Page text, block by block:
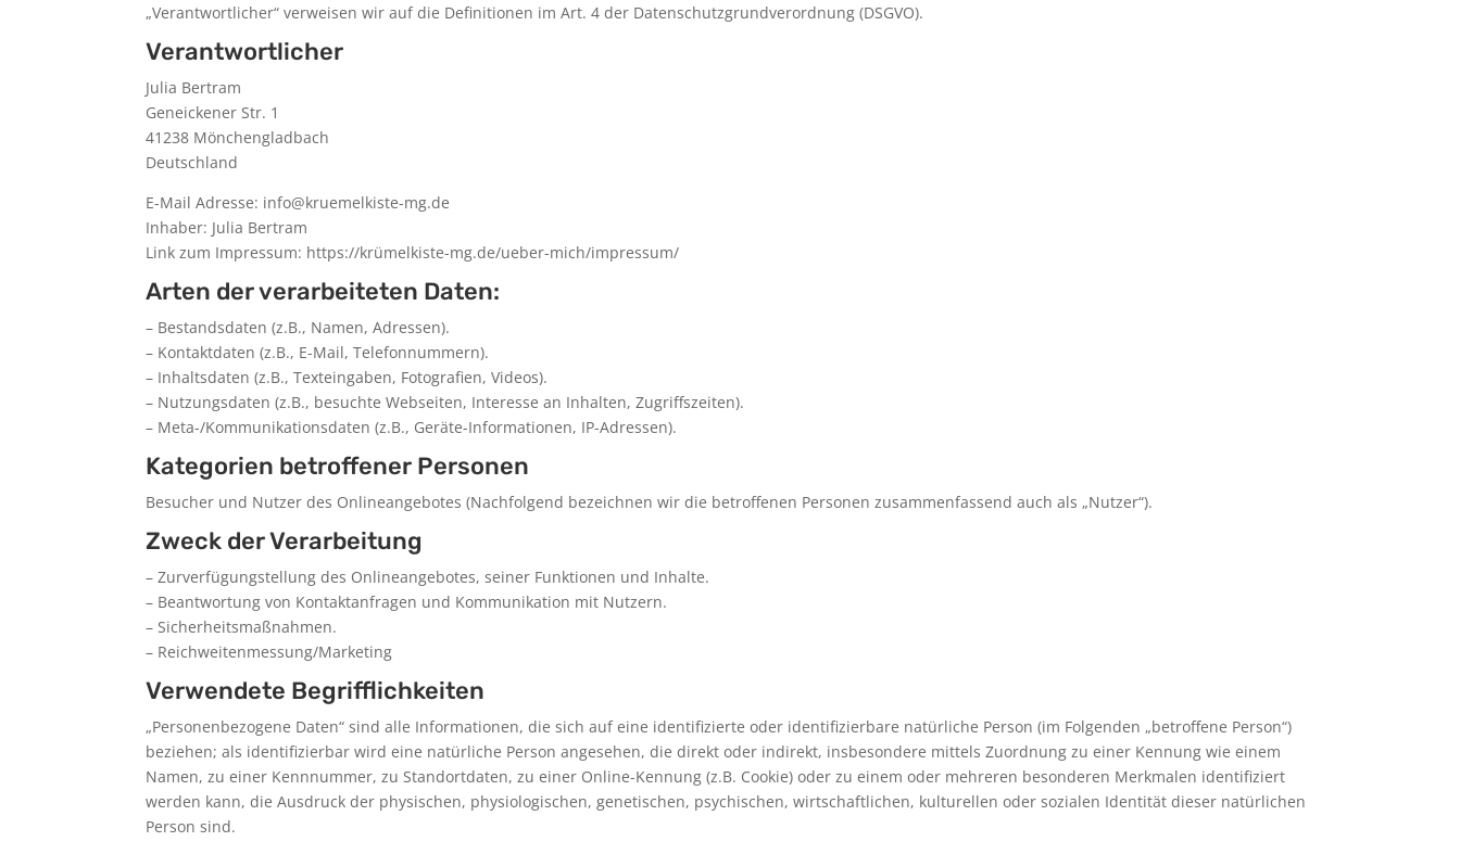
„Verantwortlicher“ verweisen wir auf die Definitionen im Art. 4 der Datenschutzgrundverordnung (DSGVO).
Verantwortlicher
Julia Bertram
Geneickener Str. 1
41238 Mönchengladbach
Deutschland
E-Mail Adresse: info@kruemelkiste-mg.de
Inhaber: Julia Bertram
Link zum Impressum: https://krümelkiste-mg.de/ueber-mich/impressum/
Arten der verarbeiteten Daten:
– Bestandsdaten (z.B., Namen, Adressen).
– Kontaktdaten (z.B., E-Mail, Telefonnummern).
– Inhaltsdaten (z.B., Texteingaben, Fotografien, Videos).
– Nutzungsdaten (z.B., besuchte Webseiten, Interesse an Inhalten, Zugriffszeiten).
– Meta-/Kommunikationsdaten (z.B., Geräte-Informationen, IP-Adressen).
Kategorien betroffener Personen
Besucher und Nutzer des Onlineangebotes (Nachfolgend bezeichnen wir die betroffenen Personen zusammenfassend auch als „Nutzer“).
Zweck der Verarbeitung
– Zurverfügungstellung des Onlineangebotes, seiner Funktionen und Inhalte.
– Beantwortung von Kontaktanfragen und Kommunikation mit Nutzern.
– Sicherheitsmaßnahmen.
– Reichweitenmessung/Marketing
Verwendete Begrifflichkeiten
„Personenbezogene Daten“ sind alle Informationen, die sich auf eine identifizierte oder identifizierbare natürliche Person (im Folgenden „betroffene Person“)
beziehen; als identifizierbar wird eine natürliche Person angesehen, die direkt oder indirekt, insbesondere mittels Zuordnung zu einer Kennung wie einem
Namen, zu einer Kennnummer, zu Standortdaten, zu einer Online-Kennung (z.B. Cookie) oder zu einem oder mehreren besonderen Merkmalen identifiziert
werden kann, die Ausdruck der physischen, physiologischen, genetischen, psychischen, wirtschaftlichen, kulturellen oder sozialen Identität dieser natürlichen
Person sind.